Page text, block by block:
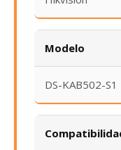
Modelo
DS-KAB502-S1